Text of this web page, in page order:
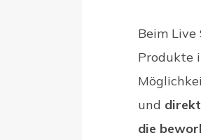
Beim
Produkte
und
die